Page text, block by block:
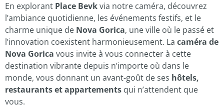
En explorant Place Bevkvia notre caméra, découvrez
l’ambiance quotidienne, les événements festifs, et le
charme unique de Nova Gorica, une ville où le passé et
l’innovation coexistent harmonieusement. La caméra de
Nova Gorica vous invite à vous connecter à cette
destination vibrante depuis n’importe où dans le
monde, vous donnant un avant-goût de ses hôtels,
restaurants et appartements qui n’attendent que
vous.